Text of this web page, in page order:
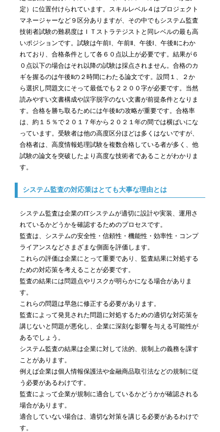
定）に位置付けられています。スキルレベル４はプロジェクト
マネージャーなど９区分ありますが、その中でもシステム監査
技術者試験の難易度はＩＴストラテジストと同レベルの最も高
いポジションです。試験は午前Ⅰ、午前Ⅱ、午後Ⅰ、午後Ⅱにわか
れており、合格条件として各６０点以上が必要です。結果が６
０点以下の場合はそれ以降の試験は採点されません。合格のカ
ギを握るのは午後Ⅱの２時間にわたる論文です。設問１、２か
ら選択し問題文にそって最低でも２２００字が必要です。当然
読みやすい文書構成や誤字脱字のない文書が前提条件となりま
す。合格を勝ち取るためには午後Ⅱの攻略が重要です。合格率
は、約１５％で２０１７年から２０２１年の間では横ばいにな
っています。受験者は他の高度区分ほどは多くはないですが、
合格者は、高度情報処理試験を複数合格している者が多く、他
試験の論文を突破したより高度な技術者であることがわかりま
す。
システム監査の対応策はとても大事な理由とは
システム監査は企業のITシステムが適切に設計や実装、運用さ
れているかどうかを確認するためのプロセスです。
監査は、システムの安全性・信頼性・機能性・効率性・コンプ
ライアンスなどさまざまな側面を評価します。
これらの評価は企業にとって重要であり、監査結果に対処する
ための対応策を考えることが必要です。
監査の結果には問題点やリスクが明らかになる場合がありま
す。
これらの問題は早急に修正する必要があります。
監査によって発見された問題に対処するための適切な対応策を
講じないと問題が悪化し、企業に深刻な影響を与える可能性が
あるでしょう。
システム監査の結果は企業に対して法的、規制上の義務を課す
ことがあります。
例えば企業は個人情報保護法や金融商品取引法などの規制に従
う必要があるわけです。
監査によって企業が規制に適合しているかどうかが確認される
場合があります。
適合していない場合は、適切な対策を講じる必要があるわけで
す。